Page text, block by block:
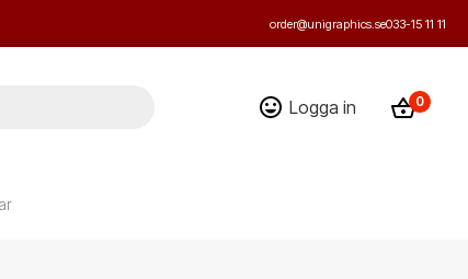
order@unigraphics.se033-15 11 11
Logga in 0